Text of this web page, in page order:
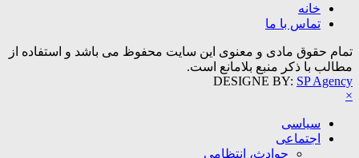
خانه
تماس با ما
تمام حقوق مادی و معنوی این سایت محفوظ می باشد و استفاده از
مطالب با ذکر منبع بلامانع است.
DESIGNE BY: SP Agency
×
سیاسی
اجتماعی
حوادث، انتظامی